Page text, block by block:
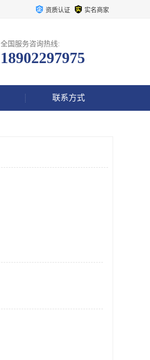
资质认证 实名商家
全国服务咨询热线:
18902297975
联系方式